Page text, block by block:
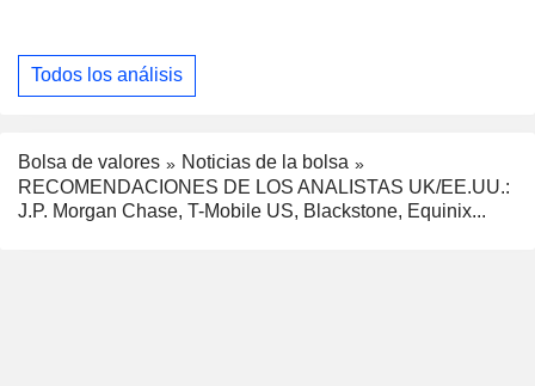
Todos los análisis
Bolsa de valores
Noticias de la bolsa
RECOMENDACIONES DE LOS ANALISTAS UK/EE.UU.:
J.P. Morgan Chase, T-Mobile US, Blackstone, Equinix...